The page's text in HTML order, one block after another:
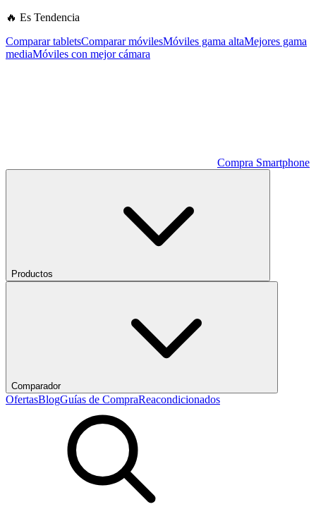
🔥 Es Tendencia
Comparar tabletsComparar móvilesMóviles gama altaMejores gama
mediaMóviles con mejor cámara
Compra Smartphone
Productos
Comparador
OfertasBlogGuías de CompraReacondicionados